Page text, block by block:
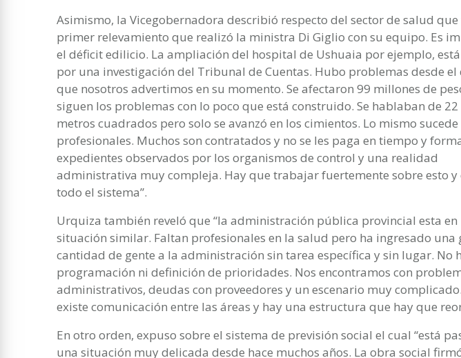
Asimismo, la Vicegobernadora describió respecto del sector de salud que
primer relevamiento que realizó la ministra Di Giglio con su equipo. Es
el déficit edilicio. La ampliación del hospital de Ushuaia por ejemplo,
por una investigación del Tribunal de Cuentas. Hubo problemas desde el
que nosotros advertimos en su momento. Se afectaron 99 millones de
siguen los problemas con lo poco que está construido. Se hablaban de
metros cuadrados pero solo se avanzó en los cimientos. Lo mismo sucede
profesionales. Muchos son contratados y no se les paga en tiempo y
expedientes observados por los organismos de control y una realidad
administrativa muy compleja. Hay que trabajar fuertemente sobre esto
todo el sistema”.
Urquiza también reveló que “la administración pública provincial esta en
situación similar. Faltan profesionales en la salud pero ha ingresado una
cantidad de gente a la administración sin tarea específica y sin lugar. No
programación ni definición de prioridades. Nos encontramos con
administrativos, deudas con proveedores y un escenario muy
existe comunicación entre las áreas y hay una estructura que hay que
En otro orden, expuso sobre el sistema de previsión social el cual “está
una situación muy delicada desde hace muchos años. La obra social